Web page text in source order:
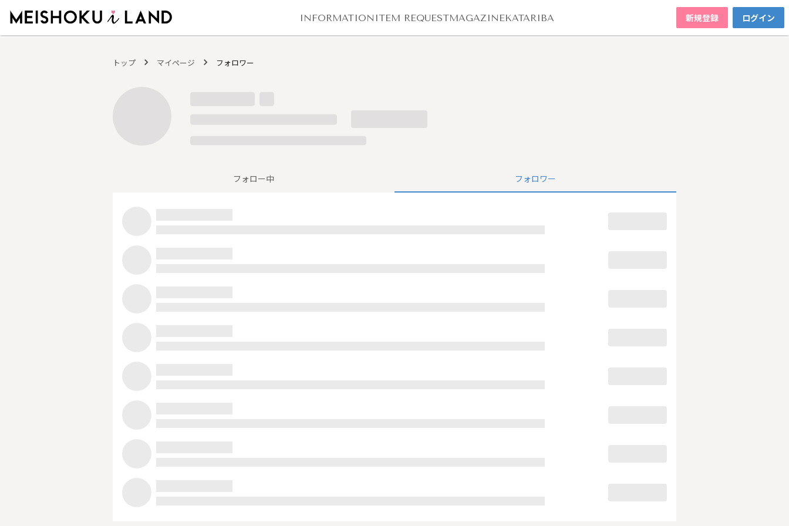
INFORMATION ITEM REQUESTMAGAZINEKATARIBA 新規登録 ログイン
トップ マイページ フォロワー
フォロー中 フォロワー